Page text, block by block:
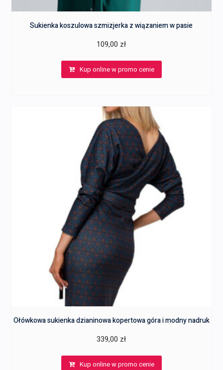
Sukienka koszulowa szmizjerka z wiązaniem w pasie
109,00 zł
Kup online w promo cenie
Ołówkowa sukienka dzianinowa kopertowa góra i modny nadruk
339,00 zł
Kup online w promo cenie